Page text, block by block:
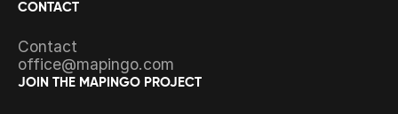
CONTACT
Contact
office@mapingo.com
JOIN THE MAPINGO PROJECT